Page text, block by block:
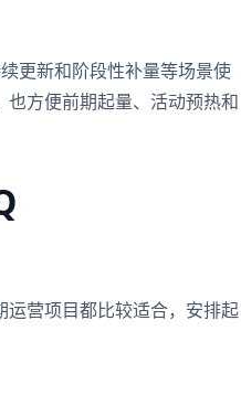
更新和阶段性补量等场景使
方便前期起量、活动预热和
营项目都比较适合，安排起